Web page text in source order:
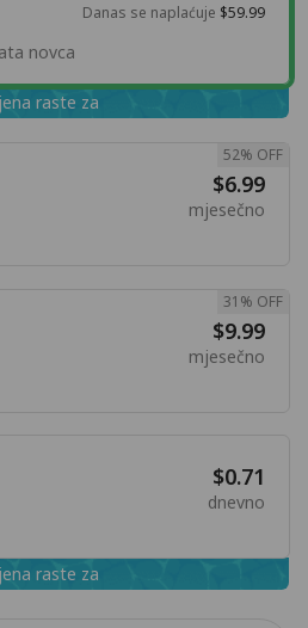
Danas se naplaćuje $59.99
novca
raste za
$6.99
mjesečno
52% OFF
$9.99
mjesečno
31% OFF
$0.71
dnevno
raste za